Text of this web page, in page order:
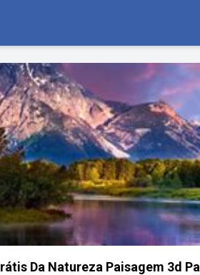
Da Natureza Paisagem 3d